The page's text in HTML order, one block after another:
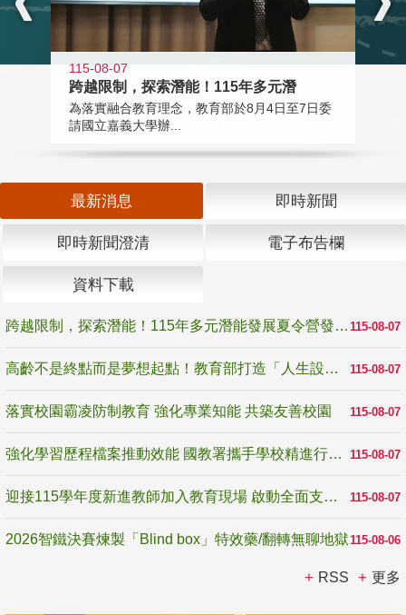
115-08-07
跨越限制，探索潛能！115年多元潛
為落實融合教育理念，教育部於8月4日至7日委
請國立嘉義大學辦...
最新消息 即時新聞
即時新聞澄清 電子布告欄
資料下載
115-08-07
跨越限制，探索潛能！115年多元潛能發展夏令營發掘生命無限可能
115-08-07
高齡不是終點而是夢想起點！教育部打造「人生設計夢工場」 參展第3屆高齡健康產業博覽會
115-08-07
落實校園霸凌防制教育 強化專業知能 共築友善校園
115-08-07
強化學習歷程檔案推動效能 國教署攜手學校精進行政與教學支持
115-08-07
迎接115學年度新進教師加入教育現場 啟動全面支持陪伴
115-08-06
2026智鐵決賽煉製「Blind box」特效藥/翻轉無聊地獄
RSS 更多